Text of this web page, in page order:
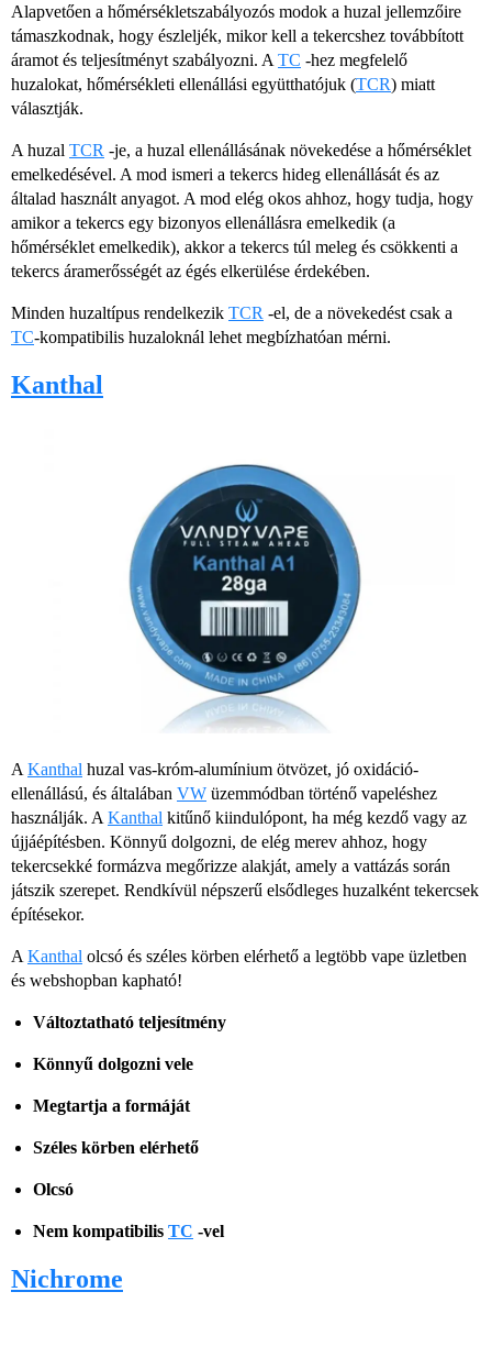
Alapvetően a hőmérsékletszabályozós modok a huzal jellemzőire
támaszkodnak, hogy észleljék, mikor kell a tekercshez továbbított
áramot és teljesítményt szabályozni. A TC -hez megfelelő
huzalokat, hőmérsékleti ellenállási együtthatójuk (TCR) miatt
választják.
A huzal TCR -je, a huzal ellenállásának növekedése a hőmérséklet
emelkedésével. A mod ismeri a tekercs hideg ellenállását és az
általad használt anyagot. A mod elég okos ahhoz, hogy tudja, hogy
amikor a tekercs egy bizonyos ellenállásra emelkedik (a
hőmérséklet emelkedik), akkor a tekercs túl meleg és csökkenti a
tekercs áramerősségét az égés elkerülése érdekében.
Minden huzaltípus rendelkezik TCR -el, de a növekedést csak a
TC-kompatibilis huzaloknál lehet megbízhatóan mérni.
Kanthal
A Kanthal huzal vas-króm-alumínium ötvözet, jó oxidáció-
ellenállású, és általában VW üzemmódban történő vapeléshez
használják. A Kanthal kitűnő kiindulópont, ha még kezdő vagy az
újjáépítésben. Könnyű dolgozni, de elég merev ahhoz, hogy
tekercsekké formázva megőrizze alakját, amely a vattázás során
játszik szerepet. Rendkívül népszerű elsődleges huzalként tekercsek
építésekor.
A Kanthal olcsó és széles körben elérhető a legtöbb vape üzletben
és webshopban kapható!
Változtatható teljesítmény
Könnyű dolgozni vele
Megtartja a formáját
Széles körben elérhető
Olcsó
Nem kompatibilis TC -vel
Nichrome